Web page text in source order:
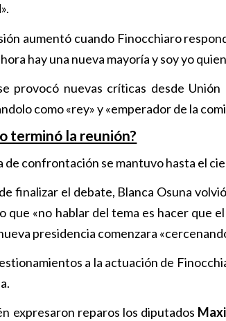
aumentó cuando Finocchiaro
hay una nueva mayoría y soy yo
provocó nuevas críticas desde
como «rey» y «emperador de la
terminó la reunión?
de confrontación se mantuvo hasta el
finalizar el debate, Blanca Osuna
que «no hablar del tema es hacer que
presidencia comenzara
a la actuación de
expresaron reparos los diputados